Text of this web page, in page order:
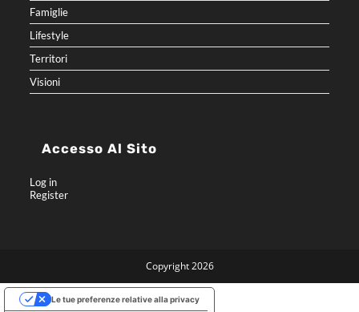
Famiglie
Lifestyle
Territori
Visioni
Accesso Al Sito
Log in
Register
Copyright 2026
Le tue preferenze relative alla privacy